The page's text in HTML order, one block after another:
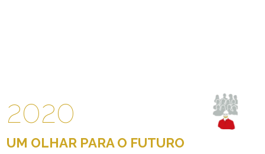
2020
UM OLHAR PARA O FUTURO